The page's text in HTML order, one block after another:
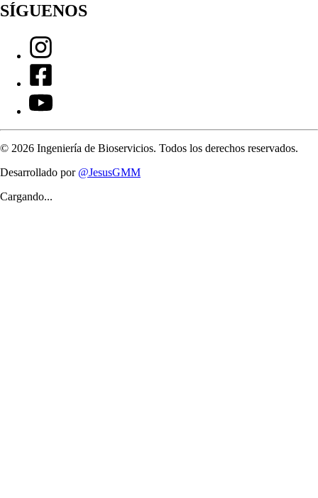
SÍGUENOS
© 2026 Ingeniería de Bioservicios. Todos los derechos reservados.
Desarrollado por @JesusGMM
Cargando...